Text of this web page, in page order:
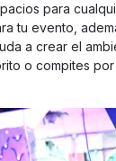
para
tu evento,
a crear el
o compites por